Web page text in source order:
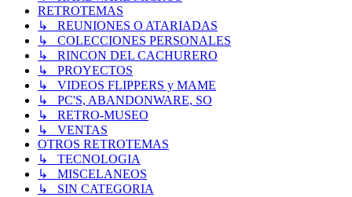
RETROTEMAS
↳ REUNIONES O ATARIADAS
↳ COLECCIONES PERSONALES
↳ RINCON DEL CACHURERO
↳ PROYECTOS
↳ VIDEOS FLIPPERS y MAME
↳ PC'S, ABANDONWARE, SO
↳ RETRO-MUSEO
↳ VENTAS
OTROS RETROTEMAS
↳ TECNOLOGIA
↳ MISCELANEOS
↳ SIN CATEGORIA